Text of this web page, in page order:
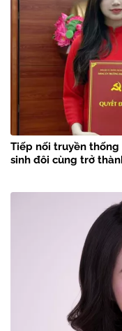
Tiếp nối truyền
sinh đôi cùng trở